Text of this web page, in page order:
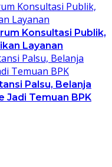
Konsultasi Publik,
Layanan
Palsu, Belanja
Jadi Temuan BPK